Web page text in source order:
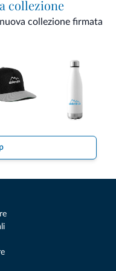
collezione
collezione firmata